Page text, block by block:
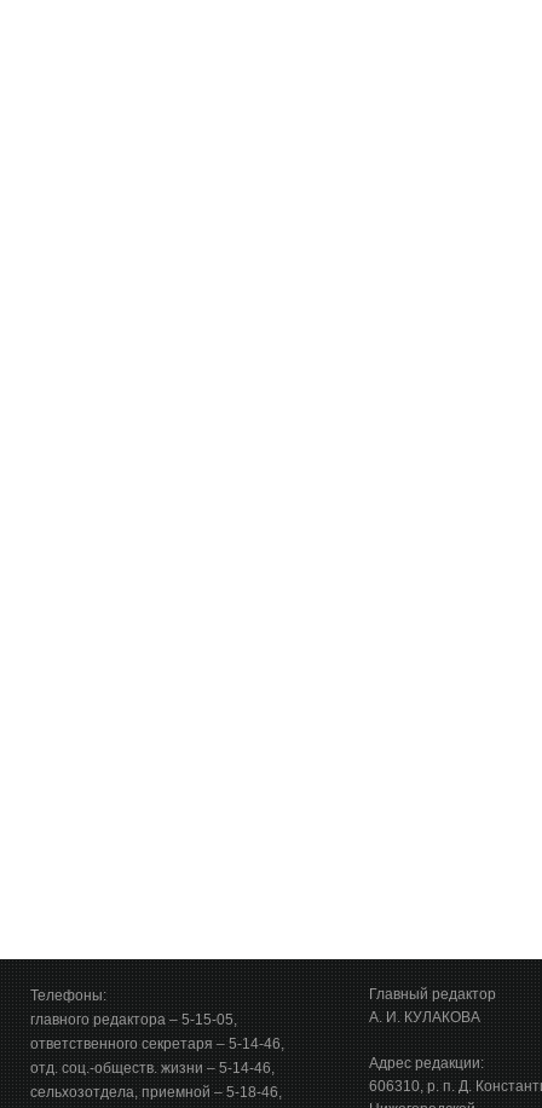
Телефоны:
главного редактора – 5-15-05,
ответственного секретаря – 5-14-46,
отд. соц.-обществ. жизни – 5-14-46,
сельхозотдела, приемной – 5-18-46,
Главный редактор
А. И. КУЛАКОВА
Адрес редакции:
606310, р. п. Д.